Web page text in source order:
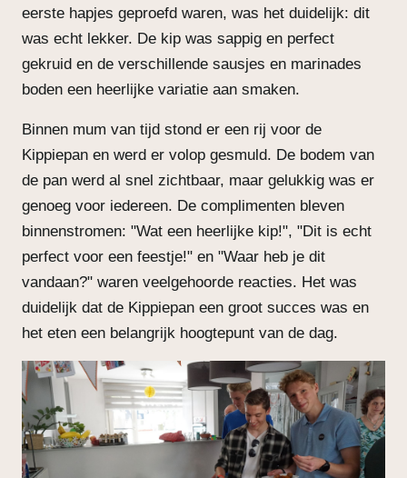
eerste hapjes geproefd waren, was het duidelijk: dit
was echt lekker. De kip was sappig en perfect
gekruid en de verschillende sausjes en marinades
boden een heerlijke variatie aan smaken.
Binnen mum van tijd stond er een rij voor de
Kippiepan en werd er volop gesmuld. De bodem van
de pan werd al snel zichtbaar, maar gelukkig was er
genoeg voor iedereen. De complimenten bleven
binnenstromen: "Wat een heerlijke kip!", "Dit is echt
perfect voor een feestje!" en "Waar heb je dit
vandaan?" waren veelgehoorde reacties. Het was
duidelijk dat de Kippiepan een groot succes was en
het eten een belangrijk hoogtepunt van de dag.